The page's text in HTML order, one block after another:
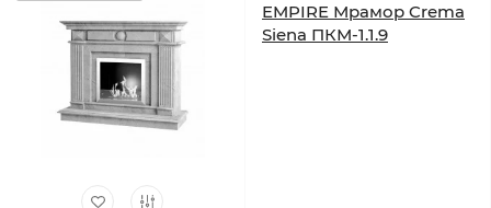
EMPIRE Мрамор Crema
Siena ПКМ-1.1.9